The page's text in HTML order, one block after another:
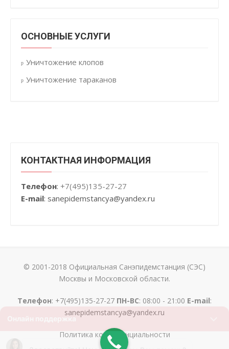
ОСНОВНЫЕ УСЛУГИ
Уничтожение клопов
Уничтожение тараканов
КОНТАКТНАЯ ИНФОРМАЦИЯ
Телефон: +7(495)135-27-27
E-mail: sanepidemstancya@yandex.ru
© 2001-2018 Официальная Санэпидемстанция (СЭС)
Москвы и Московской области.
Телефон: +7(495)135-27-27 ПН-ВС: 08:00 - 21:00 E-mail:
sanepidemstancya@yandex.ru
Политика конфиденциальности